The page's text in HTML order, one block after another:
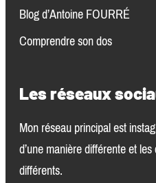
Blog d’Antoine FOURRÉ
Comprendre son dos
Les réseaux
Mon réseau principal est
d’une manière différente et
différents.